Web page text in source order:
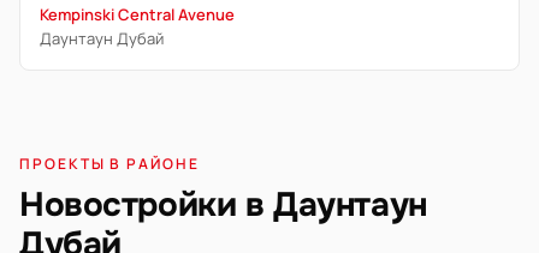
Kempinski Central Avenue
Даунтаун Дубай
ПРОЕКТЫ В РАЙОНЕ
Новостройки в Даунтаун